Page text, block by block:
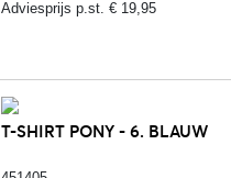
Adviesprijs p.st. € 19,95
T-SHIRT PONY - 6. BLAUW